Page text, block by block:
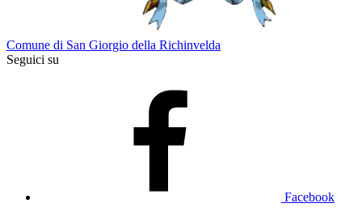
Comune di San Giorgio della Richinvelda
Seguici su
Facebook